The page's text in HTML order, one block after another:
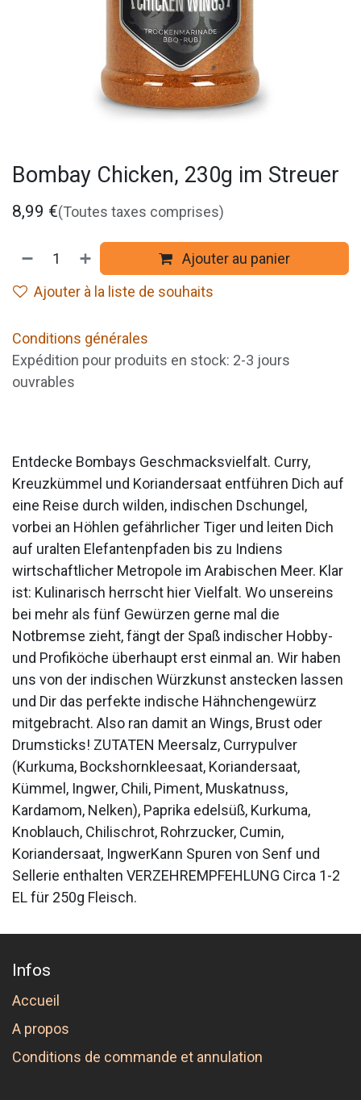
Bombay Chicken, 230g im Streuer
8,99 €(Toutes taxes comprises)
Ajouter au panier
Ajouter à la liste de souhaits
Conditions générales
Expédition pour produits en stock: 2-3 jours
ouvrables
Entdecke Bombays Geschmacksvielfalt. Curry,
Kreuzkümmel und Koriandersaat entführen Dich auf
eine Reise durch wilden, indischen Dschungel,
vorbei an Höhlen gefährlicher Tiger und leiten Dich
auf uralten Elefantenpfaden bis zu Indiens
wirtschaftlicher Metropole im Arabischen Meer. Klar
ist: Kulinarisch herrscht hier Vielfalt. Wo unsereins
bei mehr als fünf Gewürzen gerne mal die
Notbremse zieht, fängt der Spaß indischer Hobby-
und Profiköche überhaupt erst einmal an. Wir haben
uns von der indischen Würzkunst anstecken lassen
und Dir das perfekte indische Hähnchengewürz
mitgebracht. Also ran damit an Wings, Brust oder
Drumsticks! ZUTATEN Meersalz, Currypulver
(Kurkuma, Bockshornkleesaat, Koriandersaat,
Kümmel, Ingwer, Chili, Piment, Muskatnuss,
Kardamom, Nelken), Paprika edelsüß, Kurkuma,
Knoblauch, Chilischrot, Rohrzucker, Cumin,
Koriandersaat, IngwerKann Spuren von Senf und
Sellerie enthalten VERZEHREMPFEHLUNG Circa 1-2
EL für 250g Fleisch.
Infos
Accueil
A propos
Conditions de commande et annulation